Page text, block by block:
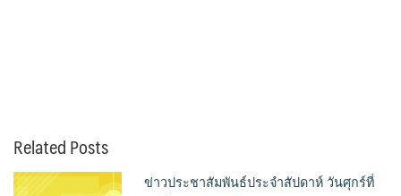
Related Posts
ข่าวประชาสัมพันธ์ประจำสัปดาห์ วันศุกร์ที่